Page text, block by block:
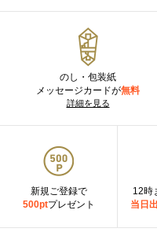
のし・包装紙
メッセージカードが無料
詳細を見る
新規ご登録で
500ptプレゼント
12時
当日